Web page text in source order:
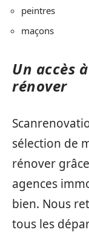
peintres
maçons
Un accès
rénover
sélection de
rénover
agences
bien. Nous
tous les